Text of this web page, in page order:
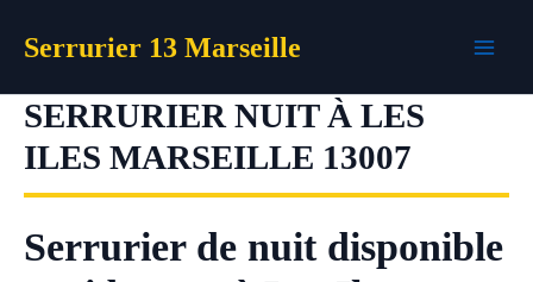
Serrurier 13 Marseille
SERRURIER NUIT À LES
ILES MARSEILLE 13007
Serrurier de nuit disponible